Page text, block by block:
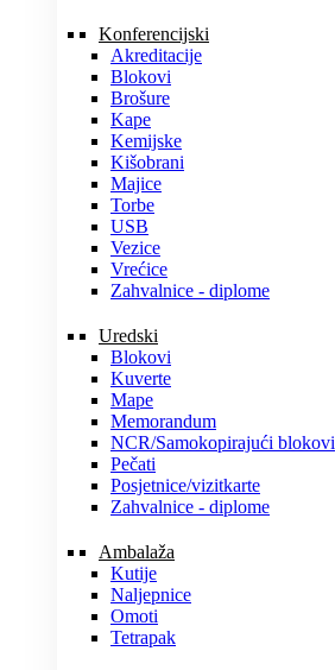
Konferencijski
Akreditacije
Blokovi
Brošure
Kape
Kemijske
Kišobrani
Majice
Torbe
USB
Vezice
Vrećice
Zahvalnice - diplome
Uredski
Blokovi
Kuverte
Mape
Memorandum
NCR/Samokopirajući blokovi
Pečati
Posjetnice/vizitkarte
Zahvalnice - diplome
Ambalaža
Kutije
Naljepnice
Omoti
Tetrapak